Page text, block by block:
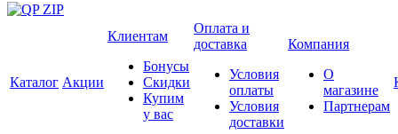
Каталог Акции
Клиентам
Бонусы
Скидки
Купим
у вас
Оплата и
доставка
Условия
оплаты
Условия
доставки
Компания
О
магазине
Партнерам